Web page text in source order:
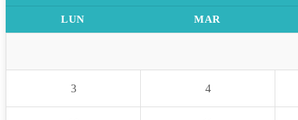
LUN MAR
3 4